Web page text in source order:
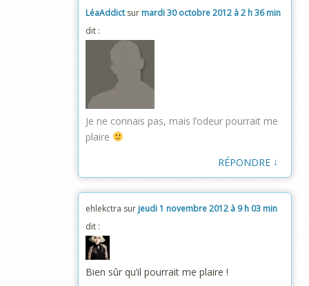
LéaAddictsur mardi 30 octobre 2012 à 2 h 36 min
dit :
Je ne connais pas, mais l’odeur pourrait me
plaire
RÉPONDRE ↓
ehlekctra sur jeudi 1 novembre 2012 à 9 h 03 min
dit :
Bien sûr qu’il pourrait me plaire !